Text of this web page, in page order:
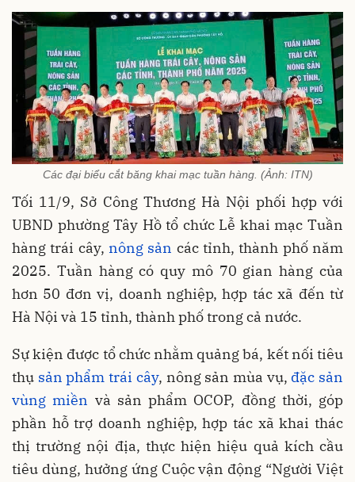
Các đại biểu cắt băng khai mạc tuần hàng. (Ảnh: ITN)
Tối 11/9, Sở Công Thương Hà Nội phối hợp với
UBND phường Tây Hồ tổ chức Lễ khai mạc Tuần
hàng trái cây, nông sản các tỉnh, thành phố năm
2025. Tuần hàng có quy mô 70 gian hàng của
hơn 50 đơn vị, doanh nghiệp, hợp tác xã đến từ
Hà Nội và 15 tỉnh, thành phố trong cả nước.
Sự kiện được tổ chức nhằm quảng bá, kết nối tiêu
thụ sản phẩm trái cây, nông sản mùa vụ, đặc sản
vùng miền và sản phẩm OCOP, đồng thời, góp
phần hỗ trợ doanh nghiệp, hợp tác xã khai thác
thị trường nội địa, thực hiện hiệu quả kích cầu
tiêu dùng, hưởng ứng Cuộc vận động “Người Việt